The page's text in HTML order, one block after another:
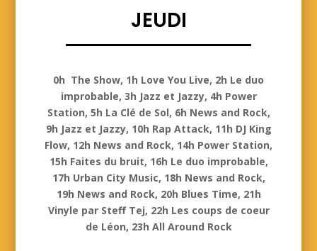
JEUDI
0h The Show, 1h Love You Live, 2h Le duo
improbable, 3h Jazz et Jazzy, 4h Power
Station, 5h La Clé de Sol, 6h News and Rock,
9h Jazz et Jazzy, 10h Rap Attack, 11h DJ King
Flow, 12h News and Rock, 14h Power Station,
15h Faites du bruit, 16h Le duo improbable,
17h Urban City Music, 18h News and Rock,
19h News and Rock, 20h Blues Time, 21h
Vinyle par Steff Tej, 22h Les coups de coeur
de Léon, 23h All Around Rock